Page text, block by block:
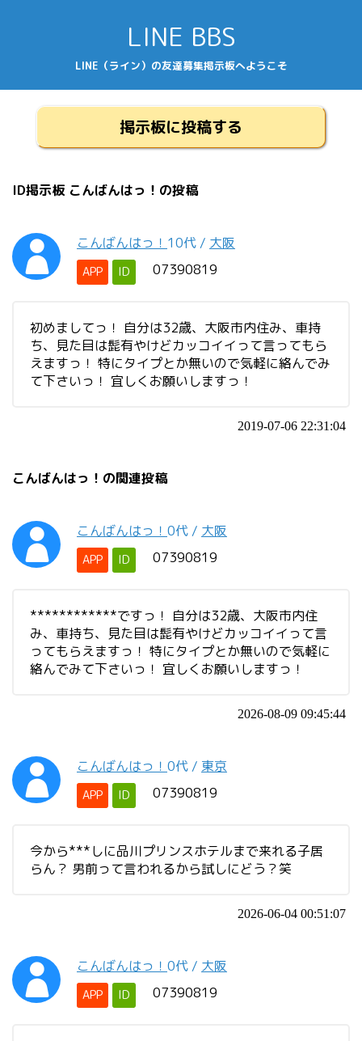
LINE BBS
LINE（ライン）の友達募集掲示板へようこそ
掲示板に投稿する
ID掲示板 こんばんはっ！の投稿
こんばんはっ！ 10代 / 大阪
APP ID 07390819
初めましてっ！ 自分は32歳、大阪市内住み、車持
ち、見た目は髭有やけどカッコイイって言ってもら
えますっ！ 特にタイプとか無いので気軽に絡んでみ
て下さいっ！ 宜しくお願いしますっ！
2019-07-06 22:31:04
こんばんはっ！の関連投稿
こんばんはっ！ 0代 / 大阪
APP ID 07390819
************ですっ！ 自分は32歳、大阪市内住
み、車持ち、見た目は髭有やけどカッコイイって言
ってもらえますっ！ 特にタイプとか無いので気軽に
絡んでみて下さいっ！ 宜しくお願いしますっ！
2026-08-09 09:45:44
こんばんはっ！ 0代 / 東京
APP ID 07390819
今から***しに品川プリンスホテルまで来れる子居
らん？ 男前って言われるから試しにどう？笑
2026-06-04 00:51:07
こんばんはっ！ 0代 / 大阪
APP ID 07390819